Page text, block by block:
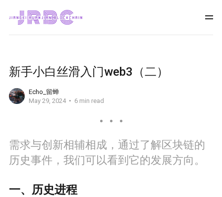
新手小白丝滑入门web3（二）
Echo_留蝉
May 29, 2024
6 min read
需求与创新相辅相成，通过了解区块链的
历史事件，我们可以看到它的发展方向。
一、历史进程